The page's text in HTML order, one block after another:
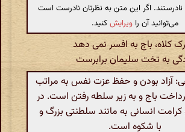
نادرستند. اگر این متن به نظرتان نادرست است
می‌توانید آن را ویرایشکنید.
کلاه، باج به افسر نمی دهد
به تخت سلیمان برابرست
آزاد بودن و حفظ عزت نفس به مراتب
باج و به زیر سلطه رفتن است. در
کرامت انسانی به مانند سلطنتی بزرگ و
با شکوه است.